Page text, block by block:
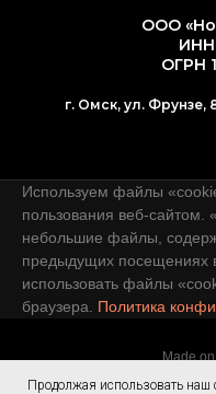
ООО
ИНН
ОГРН
г. Омск, ул.
Используем файлы
пользования веб-сайтом.
небольшие файлы,
предыдущих посещениях
использовать файлы
браузера. Политика
Продолжая использовать наш
Made on